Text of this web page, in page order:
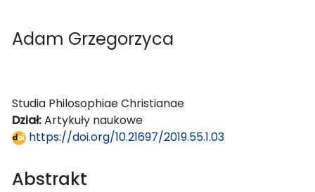
Adam Grzegorzyca
Studia Philosophiae Christianae
Dział:Artykuły naukowe
https://doi.org/10.21697/2019.55.1.03
Abstrakt